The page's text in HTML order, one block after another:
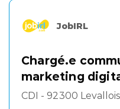
JobIRL
Chargé.e
marketing
CDI - 92300